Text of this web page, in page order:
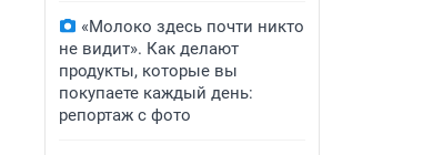
«Молоко здесь почти никто
не видит». Как делают
продукты, которые вы
покупаете каждый день:
репортаж с фото